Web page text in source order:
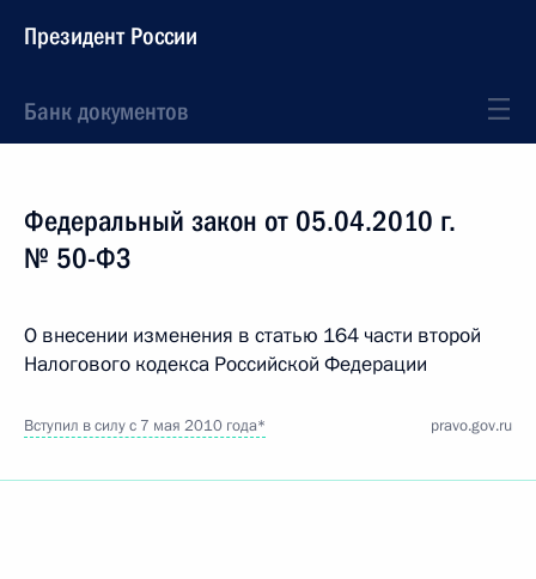
Президент России
Банк документов
Федеральный закон от 05.04.2010 г.
№ 50-ФЗ
О внесении изменения в статью 164 части второй
Налогового кодекса Российской Федерации
Вступил в силу с 7 мая 2010 года* pravo.gov.ru